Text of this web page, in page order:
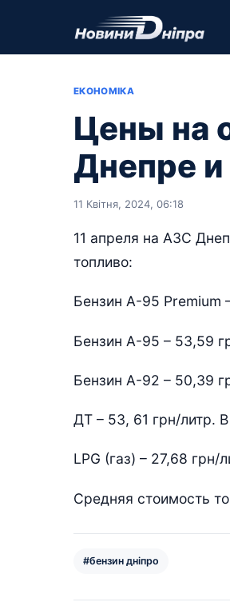
ЕКОНОМІКА
Цены на
Днепре и
11 Квітня, 2024, 06:18
11 апреля на АЗС
топливо:
Бензин А-95 Premium
Бензин А-95 – 53,59
Бензин А-92 – 50,39
ДТ – 53, 61 грн/литр.
LPG (газ) – 27,68 грн/
Средняя стоимость
#бензин дніпро